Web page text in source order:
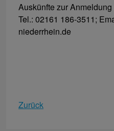
Auskünfte zur
Tel.: 02161 186-3511;
niederrhein.de
Zurück